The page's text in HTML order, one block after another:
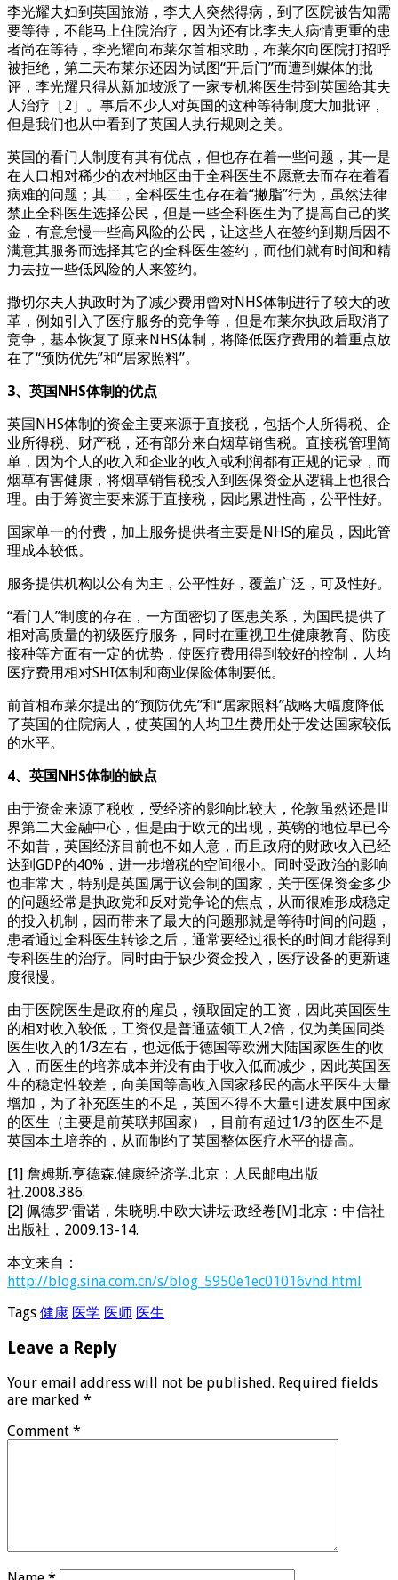
李光耀夫妇到英国旅游，李夫人突然得病，到了医院被告知需
要等待，不能马上住院治疗，因为还有比李夫人病情更重的患
者尚在等待，李光耀向布莱尔首相求助，布莱尔向医院打招呼
被拒绝，第二天布莱尔还因为试图“开后门”而遭到媒体的批
评，李光耀只得从新加坡派了一家专机将医生带到英国给其夫
人治疗［2］。事后不少人对英国的这种等待制度大加批评，
但是我们也从中看到了英国人执行规则之美。
英国的看门人制度有其有优点，但也存在着一些问题，其一是
在人口相对稀少的农村地区由于全科医生不愿意去而存在着看
病难的问题；其二，全科医生也存在着“撇脂”行为，虽然法律
禁止全科医生选择公民，但是一些全科医生为了提高自己的奖
金，有意怠慢一些高风险的公民，让这些人在签约到期后因不
满意其服务而选择其它的全科医生签约，而他们就有时间和精
力去拉一些低风险的人来签约。
撒切尔夫人执政时为了减少费用曾对NHS体制进行了较大的改
革，例如引入了医疗服务的竞争等，但是布莱尔执政后取消了
竞争，基本恢复了原来NHS体制，将降低医疗费用的着重点放
在了“预防优先”和“居家照料”。
3、英国NHS体制的优点
英国NHS体制的资金主要来源于直接税，包括个人所得税、企
业所得税、财产税，还有部分来自烟草销售税。直接税管理简
单，因为个人的收入和企业的收入或利润都有正规的记录，而
烟草有害健康，将烟草销售税投入到医保资金从逻辑上也很合
理。由于筹资主要来源于直接税，因此累进性高，公平性好。
国家单一的付费，加上服务提供者主要是NHS的雇员，因此管
理成本较低。
服务提供机构以公有为主，公平性好，覆盖广泛，可及性好。
“看门人”制度的存在，一方面密切了医患关系，为国民提供了
相对高质量的初级医疗服务，同时在重视卫生健康教育、防疫
接种等方面有一定的优势，使医疗费用得到较好的控制，人均
医疗费用相对SHI体制和商业保险体制要低。
前首相布莱尔提出的“预防优先”和“居家照料”战略大幅度降低
了英国的住院病人，使英国的人均卫生费用处于发达国家较低
的水平。
4、英国NHS体制的缺点
由于资金来源了税收，受经济的影响比较大，伦敦虽然还是世
界第二大金融中心，但是由于欧元的出现，英镑的地位早已今
不如昔，英国经济目前也不如人意，而且政府的财政收入已经
达到GDP的40%，进一步增税的空间很小。同时受政治的影响
也非常大，特别是英国属于议会制的国家，关于医保资金多少
的问题经常是执政党和反对党争论的焦点，从而很难形成稳定
的投入机制，因而带来了最大的问题那就是等待时间的问题，
患者通过全科医生转诊之后，通常要经过很长的时间才能得到
专科医生的治疗。同时由于缺少资金投入，医疗设备的更新速
度很慢。
由于医院医生是政府的雇员，领取固定的工资，因此英国医生
的相对收入较低，工资仅是普通蓝领工人2倍，仅为美国同类
医生收入的1/3左右，也远低于德国等欧洲大陆国家医生的收
入，而医生的培养成本并没有由于收入低而减少，因此英国医
生的稳定性较差，向美国等高收入国家移民的高水平医生大量
增加，为了补充医生的不足，英国不得不大量引进发展中国家
的医生（主要是前英联邦国家），目前有超过1/3的医生不是
英国本土培养的，从而制约了英国整体医疗水平的提高。
[1] 詹姆斯.亨德森.健康经济学.北京：人民邮电出版
社.2008.386.
[2] 佩德罗·雷诺，朱晓明.中欧大讲坛·政经卷[M].北京：中信社
出版社，2009.13-14.
本文来自：
http://blog.sina.com.cn/s/blog_5950e1ec01016vhd.html
Tags 健康 医学 医师 医生
Leave a Reply
Your email address will not be published. Required fields
are marked *
Comment *